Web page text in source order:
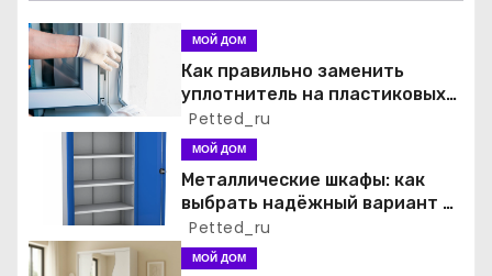
я
п
о
п
МОЙ ДОМ
Как правильно заменить
уплотнитель на пластиковых
окнах: пошаговое руководство
от экспертов
Petted_ru
МОЙ ДОМ
Металлические шкафы: как
выбрать надёжный вариант и
где купить
Petted_ru
МОЙ ДОМ